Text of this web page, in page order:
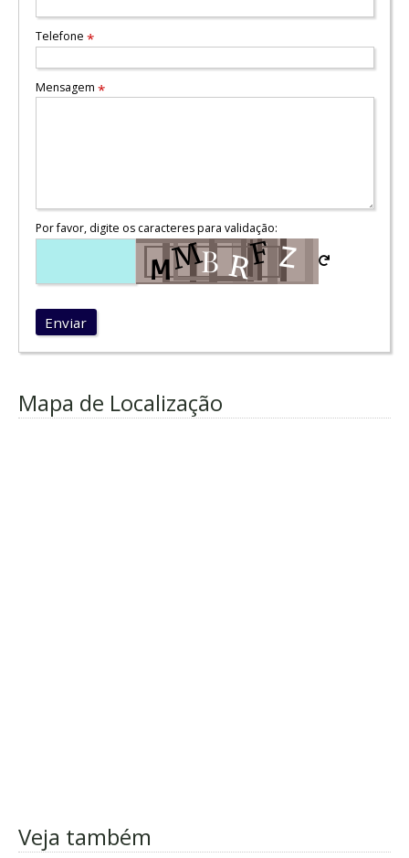
Telefone *
Mensagem *
Por favor, digite os caracteres para validação:
Enviar
Mapa de Localização
Veja também